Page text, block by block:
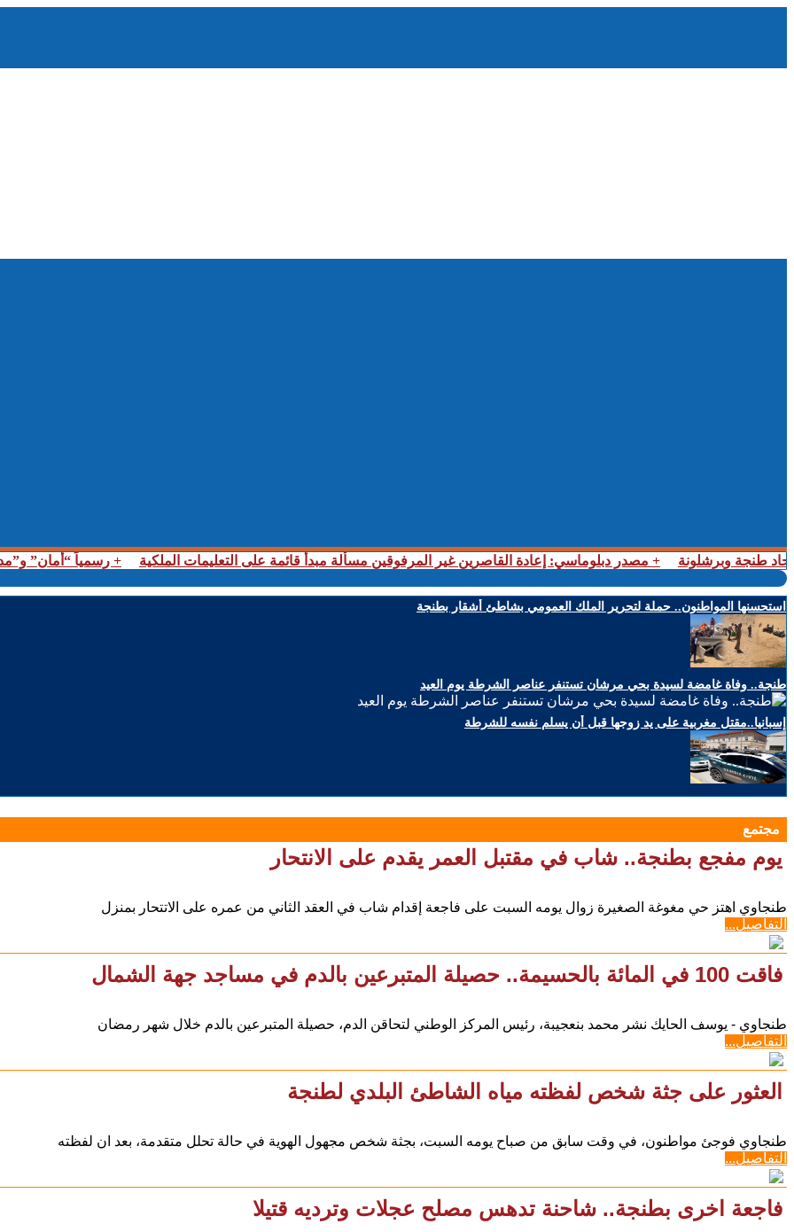
اتحاد طنجة وبرشلونة + مصدر دبلوماسي: إعادة القاصرين غير المرفوقين مسألة مبدأ قائمة على التعليمات الملكية
+ رسمياً “أمان”
استحسنها المواطنون.. حملة لتحرير الملك العمومي بشاطئ أشقار بطنجة
طنجة.. وفاة غامضة لسيدة بحي مرشان تستنفر عناصر الشرطة يوم العيد
إسبانيا..مقتل مغربية على يد زوجها قبل أن يسلم نفسه للشرطة
مجتمع
يوم مفجع بطنجة.. شاب في مقتبل العمر يقدم على الانتحار
طنجاوي اهتز حي مغوغة الصغيرة زوال يومه السبت على فاجعة إقدام شاب في العقد الثاني من عمره على الاتتحار بمنزل
التفاصيل...
فاقت 100 في المائة بالحسيمة.. حصيلة المتبرعين بالدم في مساجد جهة الشمال
طنجاوي - يوسف الحايك نشر محمد بنعجيبة، رئيس المركز الوطني لتحاقن الدم، حصيلة المتبرعين بالدم خلال شهر رمضان
التفاصيل...
العثور على جثة شخص لفظته مياه الشاطئ البلدي لطنجة
طنجاوي فوجئ مواطنون، في وقت سابق من صباح يومه السبت، بجثة شخص مجهول الهوية في حالة تحلل متقدمة، بعد ان لفظته
التفاصيل...
فاجعة اخرى بطنجة.. شاحنة تدهس مصلح عجلات وترديه قتيلا